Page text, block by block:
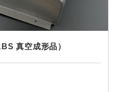
真空成形品）